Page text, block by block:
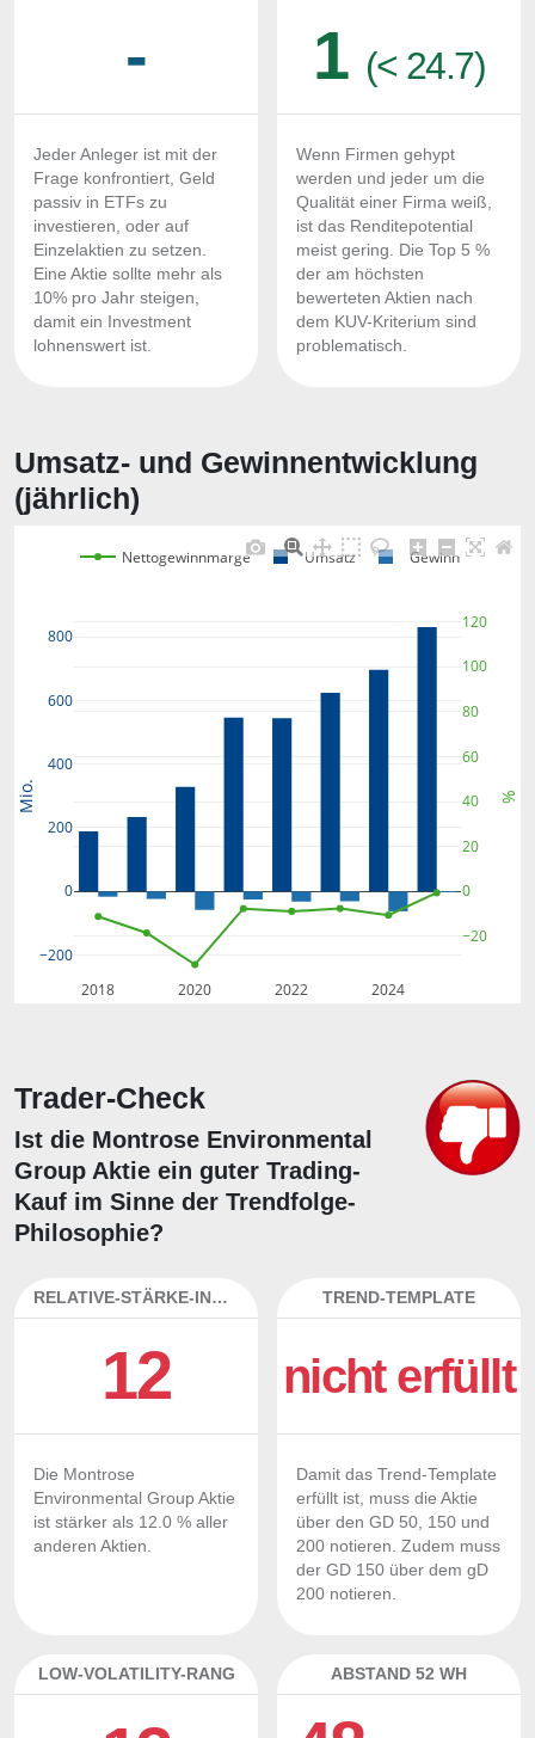
-
Jeder Anleger ist mit der
Frage konfrontiert, Geld
passiv in ETFs zu
investieren, oder auf
Einzelaktien zu setzen.
Eine Aktie sollte mehr als
10% pro Jahr steigen,
damit ein Investment
lohnenswert ist.
1 (< 24.7)
Wenn Firmen gehypt
werden und jeder um die
Qualität einer Firma weiß,
ist das Renditepotential
meist gering. Die Top 5 %
der am höchsten
bewerteten Aktien nach
dem KUV-Kriterium sind
problematisch.
Umsatz- und Gewinnentwicklung
(jährlich)
2018 2020 2022 2024
−200
0
200
400
600
800
−20
0
20
40
60
80
100
120
Nettogewinnmarge Umsatz Gewinn
Mio. %
Trader-Check
Ist die Montrose Environmental
Group Aktie ein guter Trading-
Kauf im Sinne der Trendfolge-
Philosophie?
RELATIVE-STÄRKE-INDEX
12
Die Montrose
Environmental Group Aktie
ist stärker als 12.0 % aller
anderen Aktien.
TREND-TEMPLATE
nicht erfüllt
Damit das Trend-Template
erfüllt ist, muss die Aktie
über den GD 50, 150 und
200 notieren. Zudem muss
der GD 150 über dem gD
200 notieren.
LOW-VOLATILITY-RANG ABSTAND 52 WH